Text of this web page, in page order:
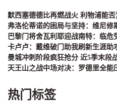
热门标签